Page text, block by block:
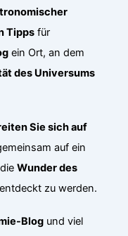
Tipps für
ein Ort, an dem
des Universums
Sie sich auf
auf ein
dieWunder des
zu werden.
Blog und viel